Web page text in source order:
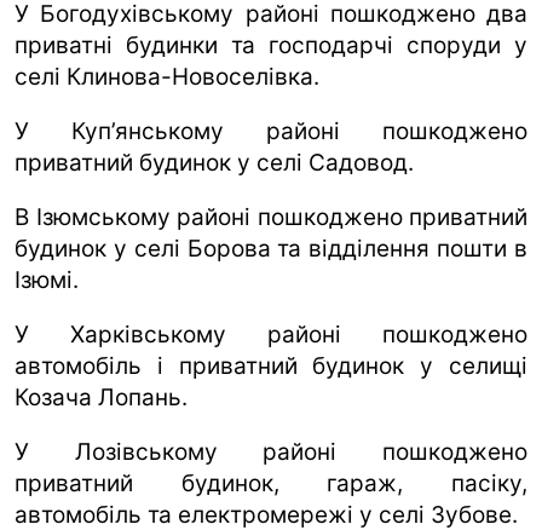
У Богодухівському районі пошкоджено два
приватні будинки та господарчі споруди у
селі Клинова-Новоселівка.
У Куп’янському районі пошкоджено
приватний будинок у селі Садовод.
В Ізюмському районі пошкоджено приватний
будинок у селі Борова та відділення пошти в
Ізюмі.
У Харківському районі пошкоджено
автомобіль і приватний будинок у селищі
Козача Лопань.
У Лозівському районі пошкоджено
приватний будинок, гараж, пасіку,
автомобіль та електромережі у селі Зубове.